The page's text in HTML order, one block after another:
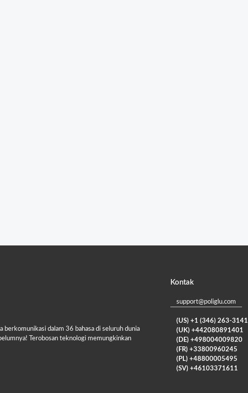
dalam 36 bahasa di seluruh dunia
Terobosan teknologi memungkinkan
Kontak
support@poliglu.com
(US) +1 (346) 263-3141
(UK) +442080891401
(DE) +498004009820
(FR) +33800960245
(PL) +48800005495
(SV) +46103371611